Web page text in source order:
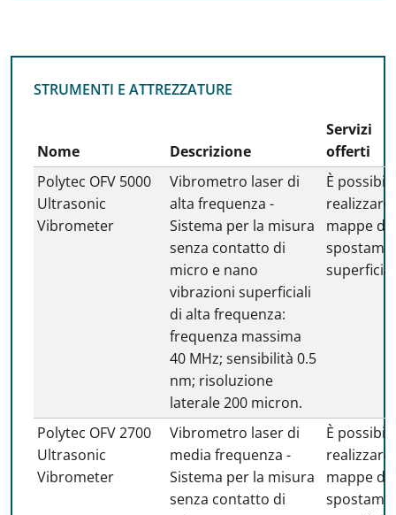
STRUMENTI E ATTREZZATURE
STRUMENTI E ATTREZZATURE
Nome Descrizione
Servizi
offerti
Polytec OFV 5000
Ultrasonic
Vibrometer
Vibrometro laser di
alta frequenza -
Sistema per la misura
senza contatto di
micro e nano
vibrazioni superficiali
di alta frequenza:
frequenza massima
40 MHz; sensibilità 0.5
nm; risoluzione
laterale 200 micron.
È possibile
realizzare
mappe di
Polytec OFV 2700
Ultrasonic
Vibrometer
Vibrometro laser di
media frequenza -
Sistema per la misura
senza contatto di
È possibile
realizzare
mappe di